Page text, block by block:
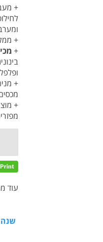
+
ומערבבים. מטגנים
+
+
+
+
עוד